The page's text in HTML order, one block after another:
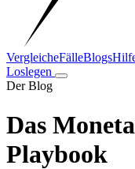
VergleicheFälleBlogs
Loslegen
Der Blog
Das
Playbook